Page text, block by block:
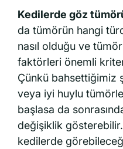
Kedilerde göz
da tümörün hangi
nasıl olduğu ve
faktörleri önemli
Çünkü bahsettiğimiz
veya iyi huylu
başlasa da
değişiklik
kedilerde